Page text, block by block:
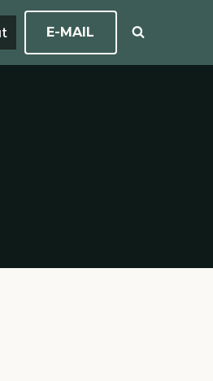
E-MAIL